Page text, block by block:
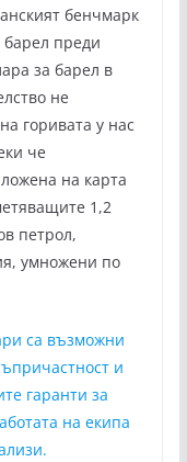
бенчмарк
барел преди
за барел в
не
горивата у нас
че
на карта
1,2
петрол,
умножени по
са възможни
и
гаранти за
на екипа